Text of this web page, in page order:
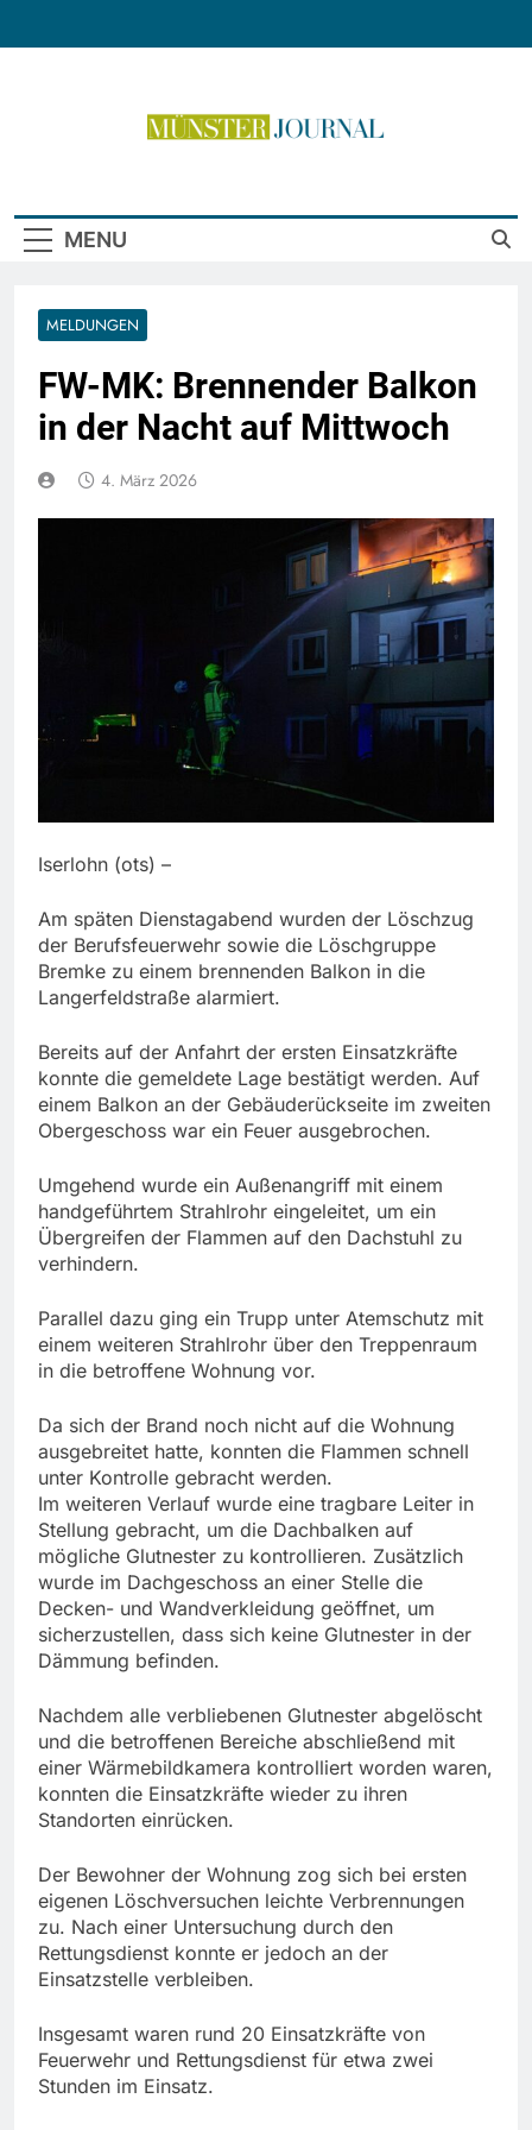
MENU
MELDUNGEN
FW-MK: Brennender Balkon
in der Nacht auf Mittwoch
4. März 2026
Iserlohn (ots) –
Am späten Dienstagabend wurden der Löschzug
der Berufsfeuerwehr sowie die Löschgruppe
Bremke zu einem brennenden Balkon in die
Langerfeldstraße alarmiert.
Bereits auf der Anfahrt der ersten Einsatzkräfte
konnte die gemeldete Lage bestätigt werden. Auf
einem Balkon an der Gebäuderückseite im zweiten
Obergeschoss war ein Feuer ausgebrochen.
Umgehend wurde ein Außenangriff mit einem
handgeführtem Strahlrohr eingeleitet, um ein
Übergreifen der Flammen auf den Dachstuhl zu
verhindern.
Parallel dazu ging ein Trupp unter Atemschutz mit
einem weiteren Strahlrohr über den Treppenraum
in die betroffene Wohnung vor.
Da sich der Brand noch nicht auf die Wohnung
ausgebreitet hatte, konnten die Flammen schnell
unter Kontrolle gebracht werden.
Im weiteren Verlauf wurde eine tragbare Leiter in
Stellung gebracht, um die Dachbalken auf
mögliche Glutnester zu kontrollieren. Zusätzlich
wurde im Dachgeschoss an einer Stelle die
Decken- und Wandverkleidung geöffnet, um
sicherzustellen, dass sich keine Glutnester in der
Dämmung befinden.
Nachdem alle verbliebenen Glutnester abgelöscht
und die betroffenen Bereiche abschließend mit
einer Wärmebildkamera kontrolliert worden waren,
konnten die Einsatzkräfte wieder zu ihren
Standorten einrücken.
Der Bewohner der Wohnung zog sich bei ersten
eigenen Löschversuchen leichte Verbrennungen
zu. Nach einer Untersuchung durch den
Rettungsdienst konnte er jedoch an der
Einsatzstelle verbleiben.
Insgesamt waren rund 20 Einsatzkräfte von
Feuerwehr und Rettungsdienst für etwa zwei
Stunden im Einsatz.